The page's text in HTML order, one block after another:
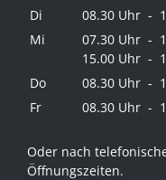
Di
08.30 Uhr -
Mi
07.30 Uhr -
15.00 Uhr -
Do
08.30 Uhr -
Fr
08.30 Uhr -
Oder nach
Öffnungszeiten.